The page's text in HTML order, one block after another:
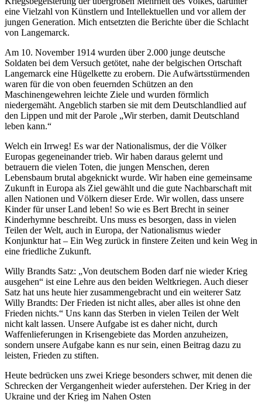
eine Vielzahl von Künstlern und Intellektuellen und vor allem der
jungen Generation. Mich entsetzten die Berichte über die Schlacht
von Langemarck.
Am 10. November 1914 wurden über 2.000 junge deutsche
Soldaten bei dem Versuch getötet, nahe der belgischen Ortschaft
Langemarck eine Hügelkette zu erobern. Die Aufwärtsstürmenden
waren für die von oben feuernden Schützen an den
Maschinengewehren leichte Ziele und wurden förmlich
niedergemäht. Angeblich starben sie mit dem Deutschlandlied auf
den Lippen und mit der Parole „Wir sterben, damit Deutschland
leben kann.“
Welch ein Irrweg! Es war der Nationalismus, der die Völker
Europas gegeneinander trieb. Wir haben daraus gelernt und
betrauern die vielen Toten, die jungen Menschen, deren
Lebensbaum brutal abgeknickt wurde. Wir haben eine gemeinsame
Zukunft in Europa als Ziel gewählt und die gute Nachbarschaft mit
allen Nationen und Völkern dieser Erde. Wir wollen, dass unsere
Kinder für unser Land leben! So wie es Bert Brecht in seiner
Kinderhymne beschreibt. Uns muss es besorgen, dass in vielen
Teilen der Welt, auch in Europa, der Nationalismus wieder
Konjunktur hat – Ein Weg zurück in finstere Zeiten und kein Weg in
eine friedliche Zukunft.
Willy Brandts Satz: „Von deutschem Boden darf nie wieder Krieg
ausgehen“ ist eine Lehre aus den beiden Weltkriegen. Auch dieser
Satz hat uns heute hier zusammengebracht und ein weiterer Satz
Willy Brandts: Der Frieden ist nicht alles, aber alles ist ohne den
Frieden nichts.“ Uns kann das Sterben in vielen Teilen der Welt
nicht kalt lassen. Unsere Aufgabe ist es daher nicht, durch
Waffenlieferungen in Krisengebiete das Morden anzuheizen,
sondern unsere Aufgabe kann es nur sein, einen Beitrag dazu zu
leisten, Frieden zu stiften.
Heute bedrücken uns zwei Kriege besonders schwer, mit denen die
Schrecken der Vergangenheit wieder auferstehen. Der Krieg in der
Ukraine und der Krieg im Nahen Osten